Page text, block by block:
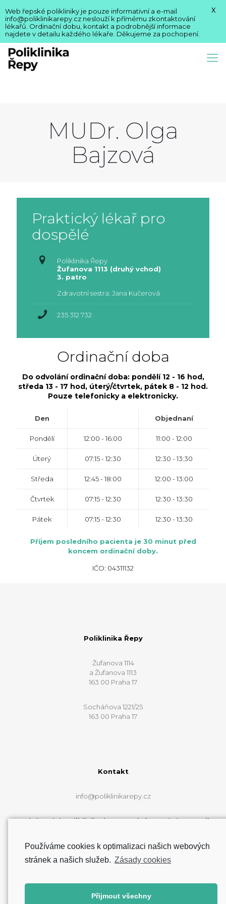
MUDr. Olga
Bajzová
Praktický lékař pro
dospělé
Poliklinika Řepy
Žufanova 1113 (druhý vchod)
3. patro
Zdravotní sestra: Jana Kučerová
235 312 732
Ordinační doba
Do odvolání ordinační doba: pondělí 12 - 16 hod,
středa 13 - 17 hod, úterý/čtvrtek, pátek 8 - 12 hod.
Pouze telefonicky a elektronicky.
Den Objednaní
Pondělí 12:00 - 16:00 11:00 - 12:00
Úterý 07:15 - 12:30 12:30 - 13:30
Středa 12:45 - 18:00 12:00 - 13:00
Čtvrtek 07:15 - 12:30 12:30 - 13:30
Pátek 07:15 - 12:30 12:30 - 13:30
Příjem posledního pacienta je 30 minut před
koncem ordinační doby.
IČO: 04311132
Poliklinika Řepy
Žufanova 1114
a Žufanova 1113
163 00 Praha 17
Socháňova 1221/25
163 00 Praha 17
Kontakt
info@poliklinikarepy.cz
Web řepské polikliniky je pouze informační a e-mail
Web řepské polikliniky je pouze informativní a e-mail
info@poliklinikarepy.cz neslouží k přímému zkontaktování
lékařů. Ordinační dobu, kontakt a podrobnější informace
najdete v detailu každého lékaře. Děkujeme za pochopení.
X
Používáme cookies k optimalizaci našich webových
stránek a našich služeb. Zásady cookies
Přijmout všechny